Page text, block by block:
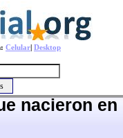
Celular| Desktop
nacieron en